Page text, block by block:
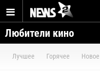
Любители кино
Лучшее Горячее Новое